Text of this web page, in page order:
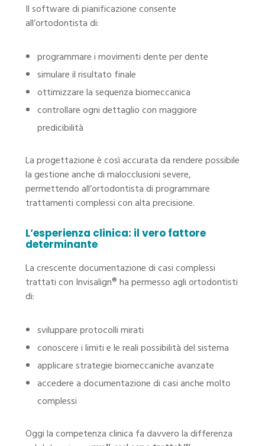
Il software di pianificazione consente
all’ortodontista di:
programmare i movimenti dente per dente
simulare il risultato finale
ottimizzare la sequenza biomeccanica
controllare ogni dettaglio con maggiore
predicibilità
La progettazione è così accurata da rendere possibile
la gestione anche di malocclusioni severe,
permettendo all’ortodontista di programmare
trattamenti complessi con alta precisione.
L’esperienza clinica: il vero fattore
determinante
La crescente documentazione di casi complessi
trattati con Invisalign® ha permesso agli ortodontisti
di:
sviluppare protocolli mirati
conoscere i limiti e le reali possibilità del sistema
applicare strategie biomeccaniche avanzate
accedere a documentazione di casi anche molto
complessi
Oggi la competenza clinica fa davvero la differenza